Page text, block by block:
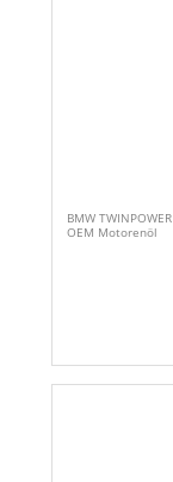
BMW
OEM Motorenöl